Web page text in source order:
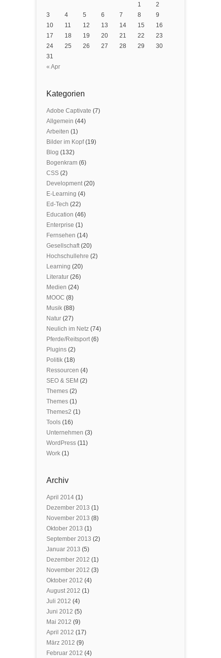
« Apr
1
2
3
4 5 6 7 8
9
10
11 12 13 14 15
16
17
18 19 20 21 22
23
24
25 26 27 28 29
30
31
Kategorien
Adobe Captivate (7)
Allgemein (44)
Arbeiten (1)
Bilder im Kopf(19)
Blog (132)
Bogenkram (6)
CSS (2)
Development(20)
E-Learning (4)
Ed-Tech (22)
Education (46)
Enterprise (1)
Fernsehen (14)
Gesellschaft(20)
Hochschullehre (2)
Learning (20)
Literatur (26)
Medien (24)
MOOC (8)
Musik (88)
Natur (27)
Neulich im Netz (74)
Pferde/Reitsport(6)
Plugins (2)
Politik (18)
Ressourcen (4)
SEO & SEM (2)
Themes (2)
Themes (1)
Themes2 (1)
Tools (16)
Unternehmen (3)
WordPress (11)
Work (1)
Archiv
April 2014 (1)
Dezember 2013 (1)
November 2013 (8)
Oktober 2013 (1)
September 2013 (2)
Januar 2013 (5)
Dezember 2012 (1)
November 2012 (3)
Oktober 2012 (4)
August 2012 (1)
Juli 2012 (4)
Juni 2012 (5)
Mai 2012 (9)
April 2012 (17)
März 2012 (9)
Februar 2012 (4)